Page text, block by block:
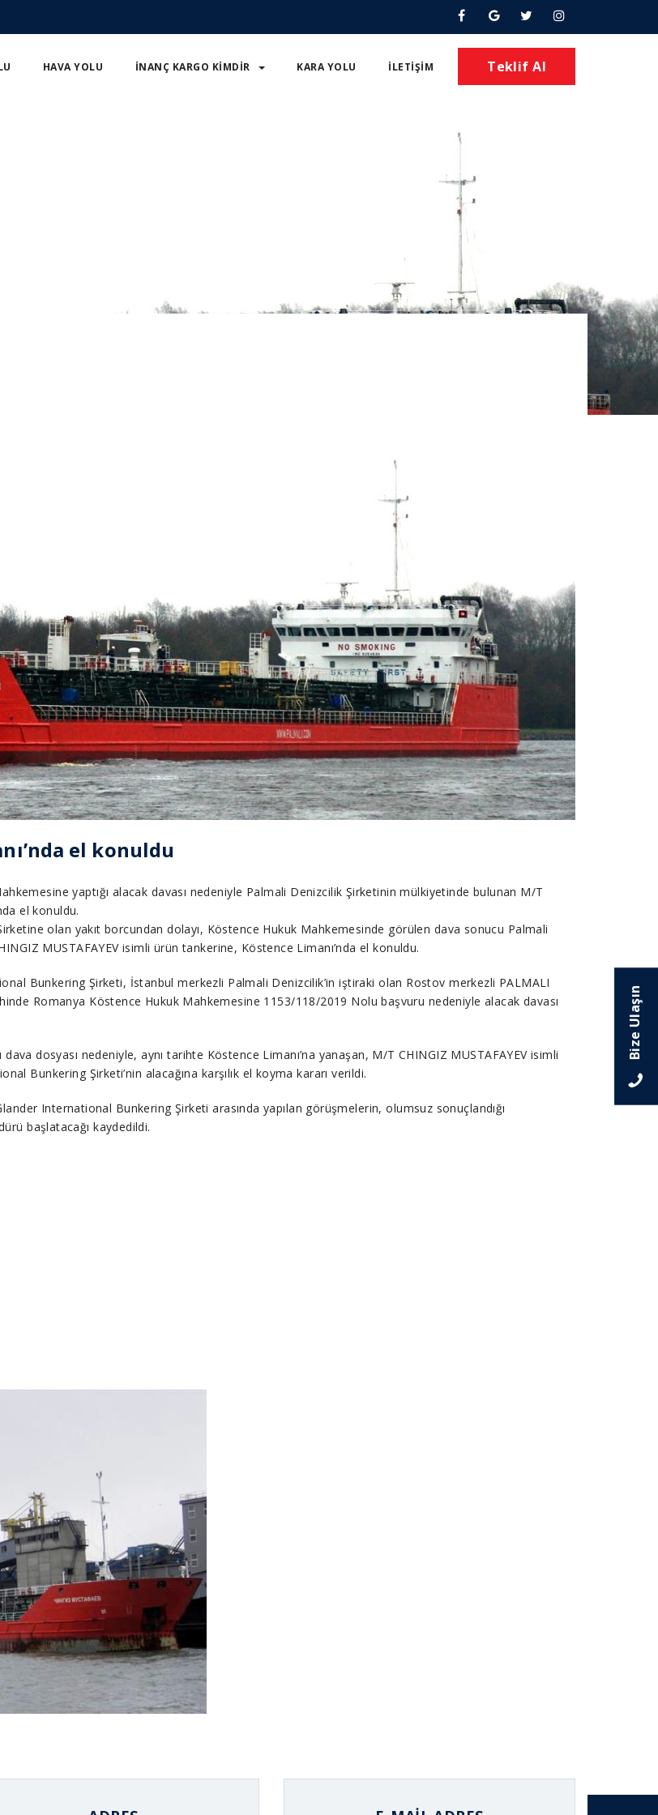
HAVA YOLU İNANÇ KARGO KIMDIR KARA YOLU İLETIŞIM Teklif Al
el konuldu
el konuldu
yaptığı alacak davası nedeniyle Palmali Denizcilik Şirketinin mülkiyetinde bulunan M/T
el konuldu.
olan yakıt borcundan dolayı, Köstence Hukuk Mahkemesinde görülen dava sonucu Palmali
MUSTAFAYEV isimli ürün tankerine, Köstence Limanı’nda el konuldu.
Bunkering Şirketi, İstanbul merkezli Palmali Denizcilik’in iştiraki olan Rostov merkezli PALMALI
Romanya Köstence Hukuk Mahkemesine 1153/118/2019 Nolu başvuru nedeniyle alacak davası
dosyası nedeniyle, aynı tarihte Köstence Limanı’na yanaşan, M/T CHINGIZ MUSTAFAYEV isimli
Bunkering Şirketi’nin alacağına karşılık el koyma kararı verildi.
International Bunkering Şirketi arasında yapılan görüşmelerin, olumsuz sonuçlandığı
başlatacağı kaydedildi.
Bize Ulaşın